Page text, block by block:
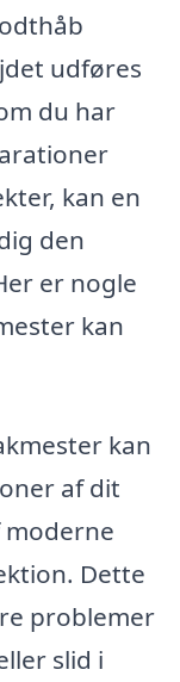
udføres
du har
kan en
den
er nogle
kan
kan
af dit
Dette
problemer
slid i